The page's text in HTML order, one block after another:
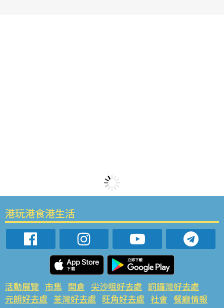
港玩港食港生活
活動展覽 市集 開倉 尖沙咀好去處 銅鑼灣好去處
元朗好去處 荃灣好去處 旺角好去處 社會 餐廳情報